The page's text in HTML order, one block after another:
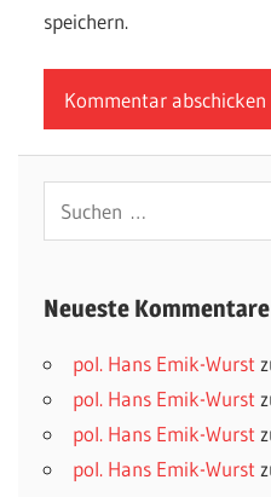
speichern.
Suchen
nach:
Neueste Kommentare
pol. Hans Emik-Wurst
pol. Hans Emik-Wurst
pol. Hans Emik-Wurst
pol. Hans Emik-Wurst